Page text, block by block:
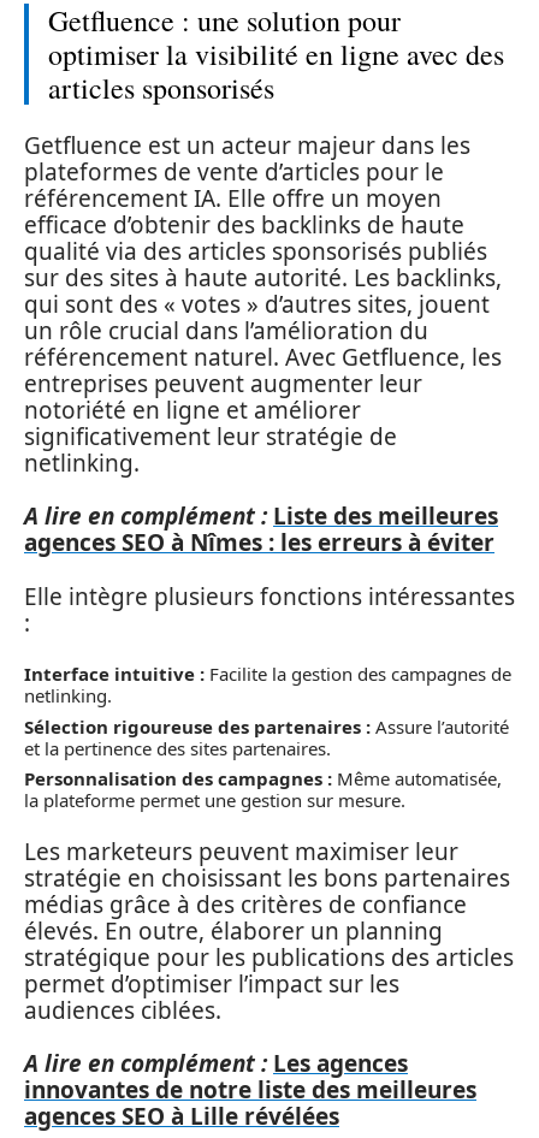
Getfluence : une solution pour
optimiser la visibilité en ligne avec des
articles sponsorisés
Getfluence est un acteur majeur dans les
plateformes de vente d’articles pour le
référencement IA. Elle offre un moyen
efficace d’obtenir des backlinks de haute
qualité via des articles sponsorisés publiés
sur des sites à haute autorité. Les backlinks,
qui sont des « votes » d’autres sites, jouent
un rôle crucial dans l’amélioration du
référencement naturel. Avec Getfluence, les
entreprises peuvent augmenter leur
notoriété en ligne et améliorer
significativement leur stratégie de
netlinking.
A lire en complément : Liste des meilleures
agences SEO à Nîmes : les erreurs à éviter
Elle intègre plusieurs fonctions intéressantes
:
Interface intuitive : Facilite la gestion des campagnes de
netlinking.
Sélection rigoureuse des partenaires : Assure l’autorité
et la pertinence des sites partenaires.
Personnalisation des campagnes : Même automatisée,
la plateforme permet une gestion sur mesure.
Les marketeurs peuvent maximiser leur
stratégie en choisissant les bons partenaires
médias grâce à des critères de confiance
élevés. En outre, élaborer un planning
stratégique pour les publications des articles
permet d’optimiser l’impact sur les
audiences ciblées.
A lire en complément : Les agences
innovantes de notre liste des meilleures
agences SEO à Lille révélées